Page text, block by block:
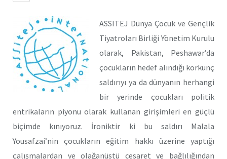
ASSITEJ Dünya Çocuk ve Gençlik
Tiyatroları Birliği Yönetim Kurulu
olarak, Pakistan, Peshawar’da
çocukların hedef alındığı korkunç
saldırıyı ya da dünyanın herhangi
bir yerinde çocukları politik
entrikaların piyonu olarak kullanan girişimleri en güçlü
biçimde kınıyoruz. İroniktir ki bu saldırı Malala
Yousafzai’nin çocukların eğitim hakkı üzerine yaptığı
çalışmalardan ve olağanüstü cesaret ve bağlılığından